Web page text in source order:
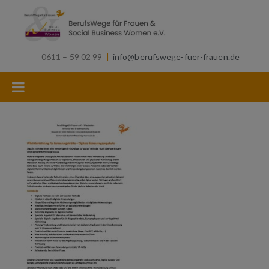
0611 – 59 02 99 | info@berufswege-fuer-frauen.de